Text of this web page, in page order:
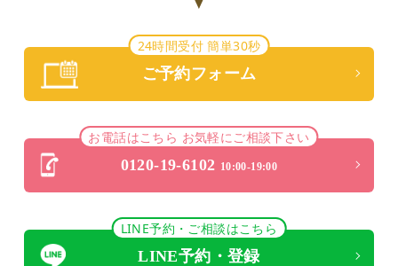
24時間受付 簡単30秒
ご予約フォーム
お電話はこちら お気軽にご相談下さい
0120-19-6102 10:00-19:00
LINE予約・ご相談はこちら
LINE予約・登録